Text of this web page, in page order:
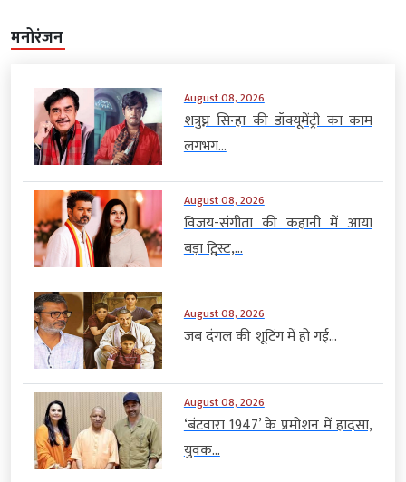
मनोरंजन
August 08, 2026
शत्रुघ्न सिन्हा की डॉक्यूमेंट्री का काम
लगभग...
August 08, 2026
विजय-संगीता की कहानी में आया
बड़ा ट्विस्ट,...
August 08, 2026
जब दंगल की शूटिंग में हो गई...
August 08, 2026
‘बंटवारा 1947’ के प्रमोशन में हादसा,
युवक...